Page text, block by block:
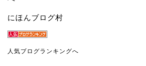
にほんブログ村
人気ブログランキングへ